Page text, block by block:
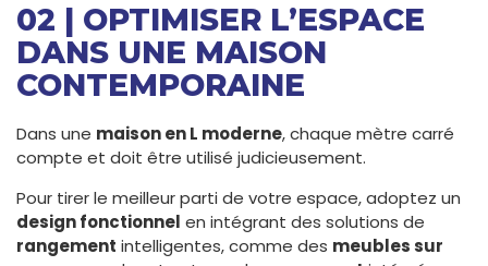
02 | OPTIMISER L’ESPACE
DANS UNE MAISON
CONTEMPORAINE
Dans une maison en L moderne, chaque mètre carré
compte et doit être utilisé judicieusement.
Pour tirer le meilleur parti de votre espace, adoptez un
design fonctionnel en intégrant des solutions de
rangement intelligentes, comme des meubles sur